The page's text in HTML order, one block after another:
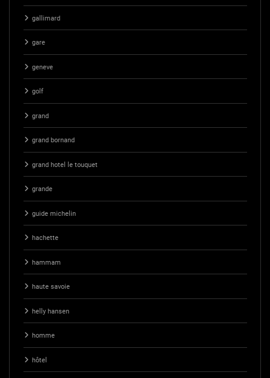
gallimard
gare
geneve
golf
grand
grand bornand
grand hotel le touquet
grande
guide michelin
hachette
hammam
haute savoie
helly hansen
homme
hôtel